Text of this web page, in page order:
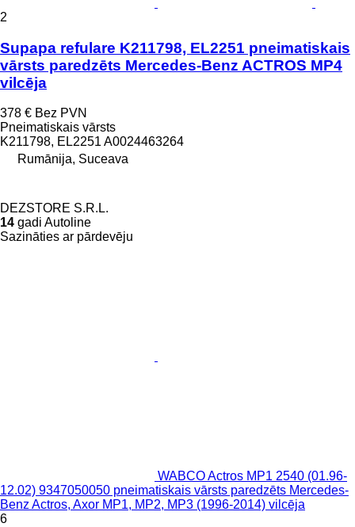
2
Supapa refulare K211798, EL2251 pneimatiskais
vārsts paredzēts Mercedes-Benz ACTROS MP4
vilcēja
378 € Bez PVN
Pneimatiskais vārsts
K211798, EL2251 A0024463264
Rumānija, Suceava
DEZSTORE S.R.L.
14 gadi Autoline
Sazināties ar pārdevēju
WABCO Actros MP1 2540 (01.96-
12.02) 9347050050 pneimatiskais vārsts paredzēts Mercedes-
Benz Actros, Axor MP1, MP2, MP3 (1996-2014) vilcēja
6